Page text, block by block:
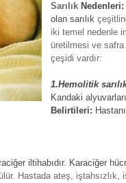
Sarılık Nedenleri:
olan sarılık çeşitli
iki temel nedenle
üretilmesi ve safra
çeşidi vardır:
1.Hemolitik
Kandaki
Belirtileri:
iltihabıdır. Karaciğer
Hastada ateş, iştahsızlık,